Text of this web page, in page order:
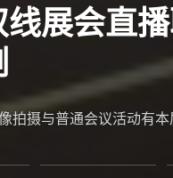
展会直
拍摄与普通会议活动有本